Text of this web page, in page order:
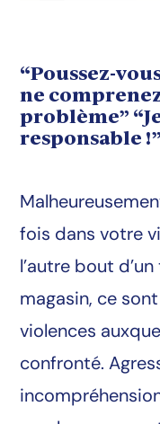
“Poussez-
ne
problème”
responsable !”
fois dans votre
l’autre bout
magasin, ce
violences
confronté.